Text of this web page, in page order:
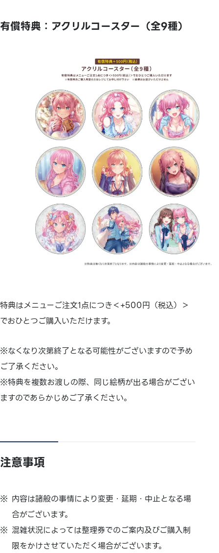
有償特典：アクリルコースター（全9種）
特典はメニューご注文1点につき＜+500円（税込）＞
でおひとつご購入いただけます。
※なくなり次第終了となる可能性がございますので予め
ご了承ください。
※特典を複数お渡しの際、同じ絵柄が出る場合がござい
ますのであらかじめご了承ください。
注意事項
内容は諸般の事情により変更・延期・中止となる場
合がございます。
混雑状況によっては整理券でのご案内及びご購入制
限をかけさせていただく場合がございます。